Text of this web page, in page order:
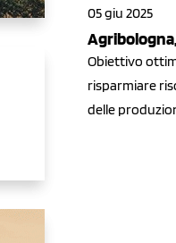
05 giu 2025
Obiettivo
risparmiare
delle